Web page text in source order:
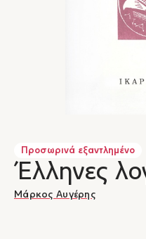
Προσωρινά εξαντλημένο
Έλληνες
Μάρκος Αυγέρης